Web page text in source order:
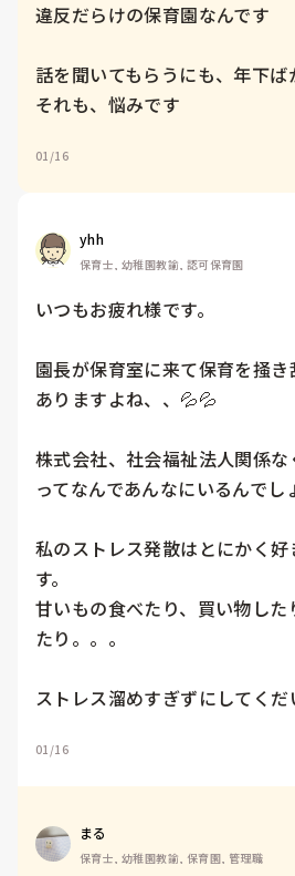
違反だらけの保育園なんです
話を聞いてもらうにも、年下ば
それも、悩みです
01/16
yhh
保育士, 幼稚園教諭, 認可保育園
いつもお疲れ様です。
園長が保育室に来て保育を掻き
ありますよね、、💦💦
株式会社、社会福祉法人関係
ってなんであんなにいるんでし
私のストレス発散はとにかく
す。
甘いもの食べたり、買い物し
たり。。。
01/16
まる
保育士, 幼稚園教諭, 保育園, 管理職